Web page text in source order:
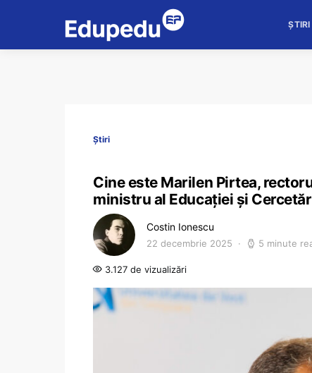
ȘTIRI
Știri
Cine este Marilen Pirtea,
ministru al Educației și
Costin Ionescu
22 decembrie 2025 5 minute
3.127 de vizualizări